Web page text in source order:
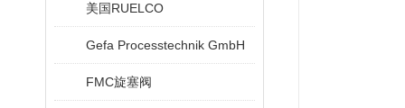
美国RUELCO
Gefa Processtechnik GmbH
FMC旋塞阀